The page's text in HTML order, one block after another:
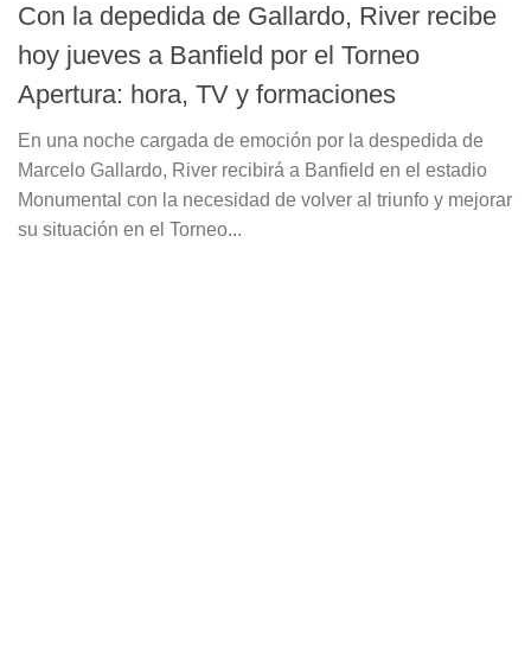
Con la depedida de Gallardo, River recibe
hoy jueves a Banfield por el Torneo
Apertura: hora, TV y formaciones
En una noche cargada de emoción por la despedida de
Marcelo Gallardo, River recibirá a Banfield en el estadio
Monumental con la necesidad de volver al triunfo y mejorar
su situación en el Torneo...